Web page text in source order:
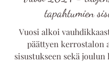
4.1.2025
Vuosi 2024 -
tapahtumien